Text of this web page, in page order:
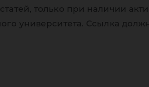
только при наличии
университета. Ссылка